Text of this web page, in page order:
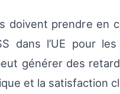
doivent prendre en
dans l’UE pour
générer des
et la satisfaction